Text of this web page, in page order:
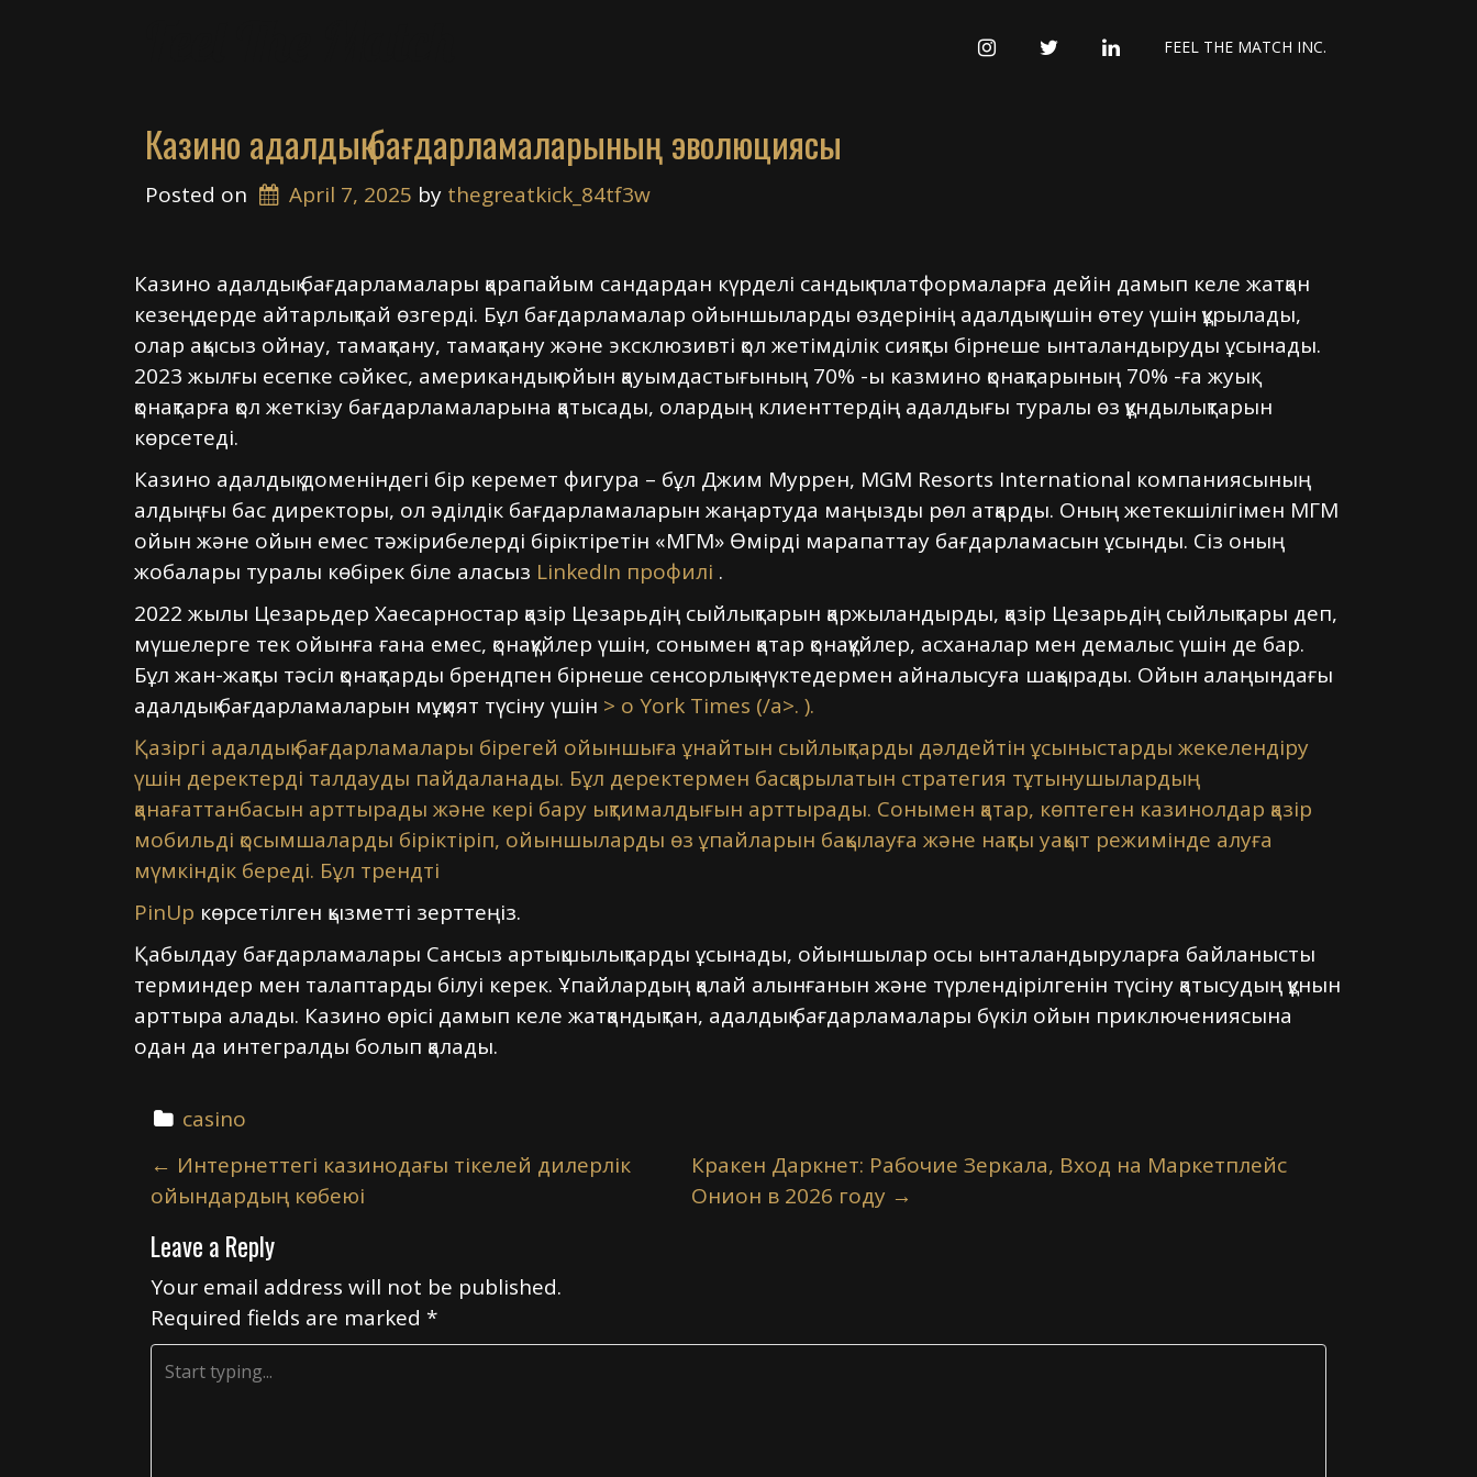
INSTAGRAMTWITTERLINKEDINFEEL THE MATCH INC.
Казино адалдық бағдарламаларының эволюциясы
Posted on April 7, 2025 by thegreatkick_84tf3w
Казино адалдық бағдарламалары қарапайым сандардан күрделі сандық платформаларға дейін дамып келе жатқан
кезеңдерде айтарлықтай өзгерді. Бұл бағдарламалар ойыншыларды өздерінің адалдық үшін өтеу үшін құрылады,
олар ақысыз ойнау, тамақтану, тамақтану және эксклюзивті қол жетімділік сияқты бірнеше ынталандыруды ұсынады.
2023 жылғы есепке сәйкес, американдық ойын қауымдастығының 70% -ы казмино қонақтарының 70% -ға жуық
қонақтарға қол жеткізу бағдарламаларына қатысады, олардың клиенттердің адалдығы туралы өз құндылықтарын
көрсетеді.
Казино адалдық доменіндегі бір керемет фигура – бұл Джим Муррен, MGM Resorts International компаниясының
алдыңғы бас директоры, ол әділдік бағдарламаларын жаңартуда маңызды рөл атқарды. Оның жетекшілігімен МГМ
ойын және ойын емес тәжірибелерді біріктіретін «МГМ» Өмірді марапаттау бағдарламасын ұсынды. Сіз оның
жобалары туралы көбірек біле аласыз LinkedIn профилі .
2022 жылы Цезарьдер Хаесарностар қазір Цезарьдің сыйлықтарын қаржыландырды, қазір Цезарьдің сыйлықтары деп,
мүшелерге тек ойынға ғана емес, қонақүйлер үшін, сонымен қатар қонақүйлер, асханалар мен демалыс үшін де бар.
Бұл жан-жақты тәсіл қонақтарды брендпен бірнеше сенсорлық нүктедермен айналысуға шақырады. Ойын алаңындағы
адалдық бағдарламаларын мұқият түсіну үшін > o York Times (/a>. ).
Қазіргі адалдық бағдарламалары бірегей ойыншыға ұнайтын сыйлықтарды дәлдейтін ұсыныстарды жекелендіру
үшін деректерді талдауды пайдаланады. Бұл деректермен басқарылатын стратегия тұтынушылардың
қанағаттанбасын арттырады және кері бару ықтималдығын арттырады. Сонымен қатар, көптеген казинолдар қазір
мобильді қосымшаларды біріктіріп, ойыншыларды өз ұпайларын бақылауға және нақты уақыт режимінде алуға
мүмкіндік береді. Бұл трендті
PinUp көрсетілген қызметті зерттеңіз.
Қабылдау бағдарламалары Сансыз артықшылықтарды ұсынады, ойыншылар осы ынталандыруларға байланысты
терминдер мен талаптарды білуі керек. Ұпайлардың қалай алынғанын және түрлендірілгенін түсіну қатысудың құнын
арттыра алады. Казино өрісі дамып келе жатқандықтан, адалдық бағдарламалары бүкіл ойын приключениясына
одан да интегралды болып қалады.
casino
P
o
s
t
n
a
v
← Интернеттегі казинодағы тікелей дилерлік
ойындардың көбеюі
Кракен Даркнет: Рабочие Зеркала, Вход на Маркетплейс
Онион в 2026 году →
Leave a Reply
Your email address will not be published.
Required fields are marked *